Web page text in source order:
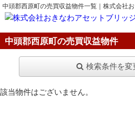
中頭郡西原町の売買収益物件一覧｜株式会社
中頭郡西原町の売買収益物件
検索条件を変
該当物件はございません。